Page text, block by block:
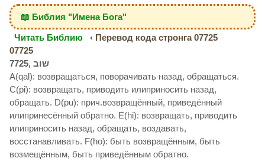
📖 Библия "Имена Бога"
Читать Библию
‹ Перевод кода стронга 07725
07725
A(qal): возвращаться, поворачивать назад, обращаться.
C(pi): возвращать, приводить илиприносить назад,
обращать. D(pu): прич.возвращённый, приведённый
илипринесённый обратно. E(hi): возвращать, приводить
илиприносить назад, обращать, воздавать,
восстанавливать. F(ho): быть возвращённым, быть
возмещённым, быть приведённым обратно.